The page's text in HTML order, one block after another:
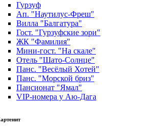
Гурзуф
Ап. "Наутилус-Фреш"
Вилла "Балгатура"
Гост. "Гурзуфские зори"
ЖК "Фамилия"
Мини-гост. "На скале"
Отель "Шато-Солнце"
Панс. "Весёлый Хотей"
Панс. "Морской бриз"
Пансионат "Ямал"
VIP-номера у Аю-Дага